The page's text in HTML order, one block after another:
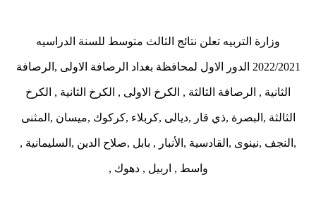
وزارة التربيه تعلن نتائج الثالث متوسط للسنة الدراسيه
2022/2021 الدور الاول لمحافظة بغداد الرصافة الاولى ,الرصافة
الثانية , الرصافة الثالثة , الكرخ الاولى , الكرخ الثانية , الكرخ
الثالثة ,البصرة ,ذي قار ,ديالى ,كربلاء ,كركوك ,ميسان ,المثنى
,النجف ,نينوى ,القادسية ,الأنبار , بابل ,صلاح الدين ,السليمانية ,
واسط , اربيل , دهوك ,